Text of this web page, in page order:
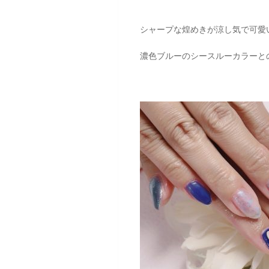
シャープな煌めきが涼し気で可
濃色ブルーのシースルーカラー